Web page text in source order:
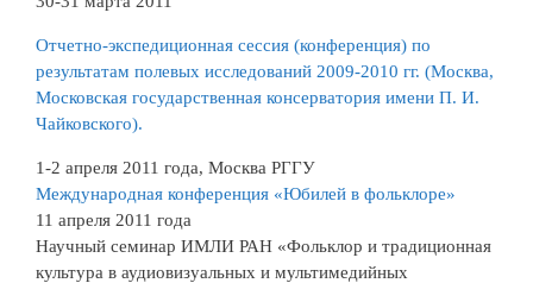
Отчетно-экспедиционная сессия (конференция) по
результатам полевых исследований 2009-2010 гг. (Москва,
Московская государственная консерватория имени П. И.
Чайковского).
1-2 апреля 2011 года, Москва РГГУ
Международная конференция «Юбилей в фольклоре»
11 апреля 2011 года
Научный семинар ИМЛИ РАН «Фольклор и традиционная
культура в аудиовизуальных и мультимедийных